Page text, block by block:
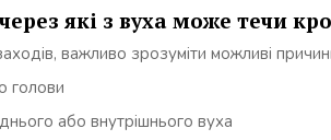
які з вуха може течи
важливо зрозуміти можливі
голови
або внутрішнього вуха